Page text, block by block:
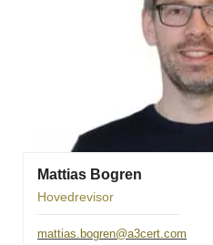
Mattias Bogren
Hovedrevisor
mattias.bogren@a3cert.com